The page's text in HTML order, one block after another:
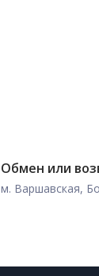
Обмен или
м. Варшавская,